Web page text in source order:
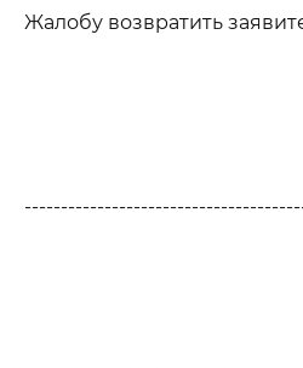
Жалобу возвратить